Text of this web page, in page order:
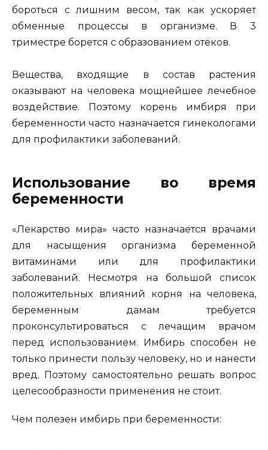
бороться с лишним весом, так как ускоряет
обменные процессы в организме. В 3
триместре борется с образованием отёков.
Вещества, входящие в состав растения
оказывают на человека мощнейшее лечебное
воздействие. Поэтому корень имбиря при
беременности часто назначается гинекологами
для профилактики заболеваний.
Использование во время
беременности
«Лекарство мира» часто назначается врачами
для насыщения организма беременной
витаминами или для профилактики
заболеваний. Несмотря на большой список
положительных влияний корня на человека,
беременным дамам требуется
проконсультироваться с лечащим врачом
перед использованием. Имбирь способен не
только принести пользу человеку, но и нанести
вред. Поэтому самостоятельно решать вопрос
целесообразности применения не стоит.
Чем полезен имбирь при беременности: